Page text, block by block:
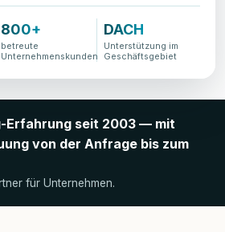
800+
betreute
Unternehmenskunden
DACH
Unterstützung im
Geschäftsgebiet
Erfahrung seit 2003 — mit
von der Anfrage bis zum
für Unternehmen.